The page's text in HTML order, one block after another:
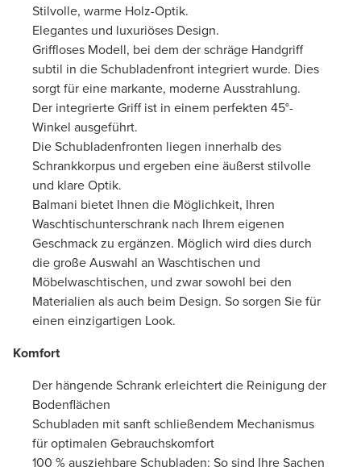
Stilvolle, warme Holz-Optik.
Elegantes und luxuriöses Design.
Griffloses Modell, bei dem der schräge Handgriff
subtil in die Schubladenfront integriert wurde. Dies
sorgt für eine markante, moderne Ausstrahlung.
Der integrierte Griff ist in einem perfekten 45°-
Winkel ausgeführt.
Die Schubladenfronten liegen innerhalb des
Schrankkorpus und ergeben eine äußerst stilvolle
und klare Optik.
Balmani bietet Ihnen die Möglichkeit, Ihren
Waschtischunterschrank nach Ihrem eigenen
Geschmack zu ergänzen. Möglich wird dies durch
die große Auswahl an Waschtischen und
Möbelwaschtischen, und zwar sowohl bei den
Materialien als auch beim Design. So sorgen Sie für
einen einzigartigen Look.
Komfort
Der hängende Schrank erleichtert die Reinigung der
Bodenflächen
Schubladen mit sanft schließendem Mechanismus
für optimalen Gebrauchskomfort
100 % ausziehbare Schubladen: So sind Ihre Sachen